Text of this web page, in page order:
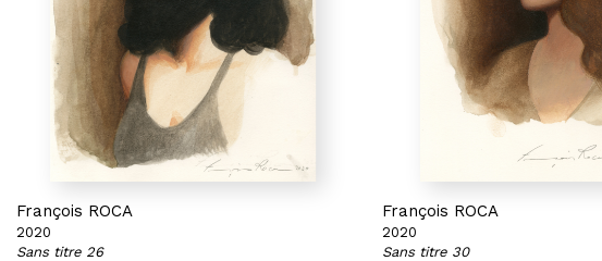
François ROCA
2020
Sans titre 26
François ROCA
2020
Sans titre 30